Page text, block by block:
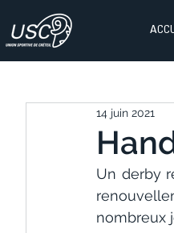
14 juin 2021
Un derby
nombreux